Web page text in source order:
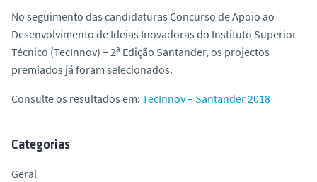
No seguimento das candidaturas Concurso de Apoio ao
Desenvolvimento de Ideias Inovadoras do Instituto Superior
Técnico (TecInnov) – 2ª Edição Santander, os projectos
premiados já foram selecionados.
Consulte os resultados em: TecInnov – Santander 2018
Categorias
Geral